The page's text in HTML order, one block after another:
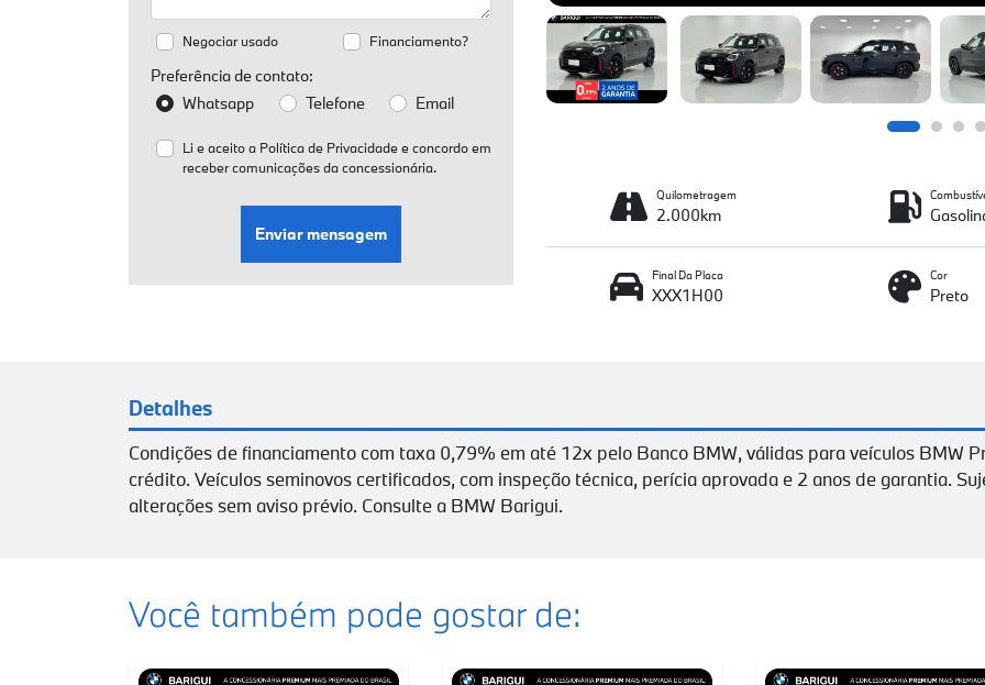
Financiamento?
Negociar usado
Preferência de contato:
Whatsapp
Telefone Email
Li e aceito a Política de Privacidadee concordo em
receber comunicações da concessionária.
Enviar mensagem
Quilometragem
2.000km
Cor
Preto
Final Da Placa
XXX1H00
Detalhes
Condições de financiamento com taxa 0,79% em até 12x pelo Banco BMW, válidas para veículos BMW
crédito. Veículos seminovos certificados, com inspeção técnica, perícia aprovada e 2 anos de garantia.
alterações sem aviso prévio. Consulte a BMW Barigui.
Você também pode gostar de: